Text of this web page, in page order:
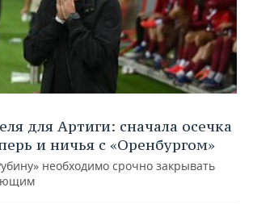
для Артиги: сначала осечка
и ничья с «Оренбургом»
необходимо срочно закрывать